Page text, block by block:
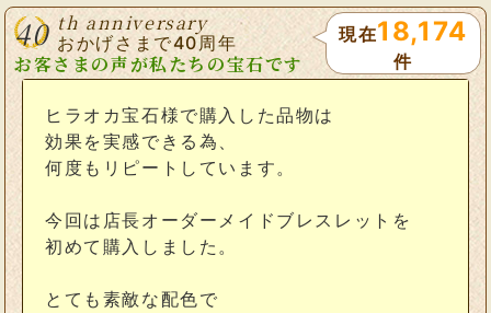
40 th anniversary
おかげさまで40周年
お客さまの声が私たちの宝石です
現在18,174
件
ヒラオカ宝石様で購入した品物は
効果を実感できる為、
何度もリピートしています。
今回は店長オーダーメイドブレスレットを
初めて購入しました。
とても素敵な配色で